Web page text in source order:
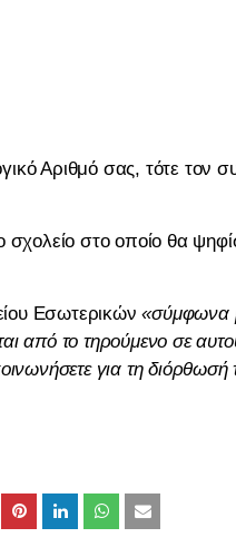
Αριθμό σας, τότε
σχολείο στο οποίο θα
Εσωτερικών«σύμφωνα
από το τηρούμενο σε
για τη